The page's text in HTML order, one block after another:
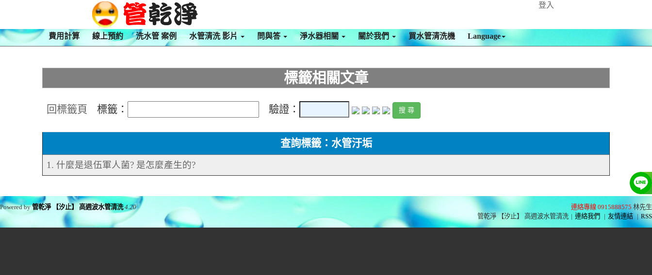
登入
費用計算 線上預約 洗水管 案例 水管清洗 影片 問與答 淨水器相關 關於我們 買水管清洗機 Language
標籤相關文章
回標籤頁 標籤： 驗證：
查詢標籤：水管汙垢
1. 什麼是退伍軍人菌? 是怎麼產生的?
連絡專線 0915888575 林先生
管乾淨 【汐止】 高週波水管清洗 | 連絡我們 | 友情連結 | RSS
Powered by管乾淨 【汐止】 高週波水管清洗 4.20